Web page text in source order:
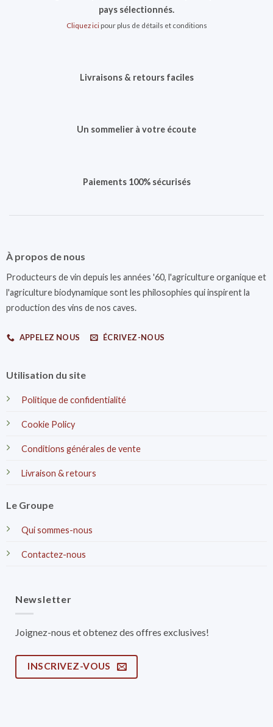
pays sélectionnés.
Cliquez icipour plus de détails et conditions
Livraisons & retours faciles
Un sommelier à votre écoute
Paiements 100% sécurisés
À propos de nous
Producteurs de vin depuis les années '60, l'agriculture organique et
l'agriculture biodynamique sont les philosophies qui inspirent la
production des vins de nos caves.
APPELEZ NOUS ÉCRIVEZ-NOUS
Utilisation du site
Politique de confidentialité
Cookie Policy
Conditions générales de vente
Livraison & retours
Le Groupe
Qui sommes-nous
Contactez-nous
Newsletter
Joignez-nous et obtenez des offres exclusives!
INSCRIVEZ-VOUS